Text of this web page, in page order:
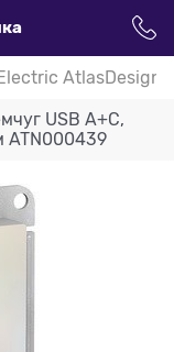
AtlasDesign
USB A+С,
ATN000439